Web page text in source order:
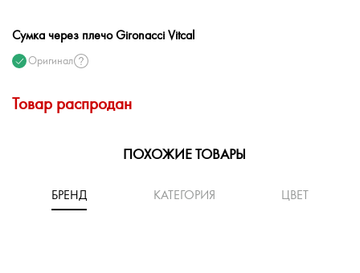
Сумка через плечо Gironacci Vitcal
Оригинал
Товар распродан
ПОХОЖИЕ ТОВАРЫ
БРЕНД КАТЕГОРИЯ ЦВЕТ